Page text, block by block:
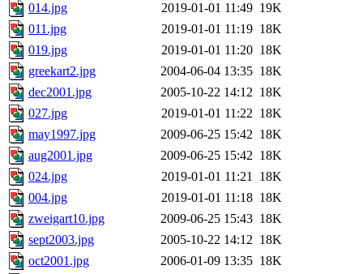
014.jpg
2019-01-01 11:49 19K
011.jpg
2019-01-01 11:19 18K
019.jpg
2019-01-01 11:20 18K
greekart2.jpg
2004-06-04 13:35 18K
dec2001.jpg
2005-10-22 14:12 18K
027.jpg
2019-01-01 11:22 18K
may1997.jpg
2009-06-25 15:42 18K
aug2001.jpg
2009-06-25 15:42 18K
024.jpg
2019-01-01 11:21 18K
004.jpg
2019-01-01 11:18 18K
zweigart10.jpg
2009-06-25 15:43 18K
sept2003.jpg
2005-10-22 14:12 18K
oct2001.jpg
2006-01-09 13:35 18K